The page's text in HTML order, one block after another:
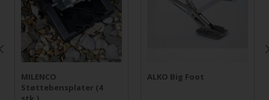
MILENCO
Støttebensplater (4
ALKO Big Foot